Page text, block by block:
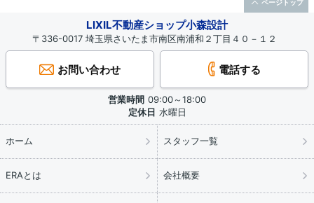
LIXIL不動産ショップ小森設計
〒336-0017 埼玉県さいたま市南区南浦和２丁目４０－１２
お問い合わせ 電話する
営業時間 09:00～18:00
定休日 水曜日
ホーム スタッフ一覧
ERAとは 会社概要
ページトップ